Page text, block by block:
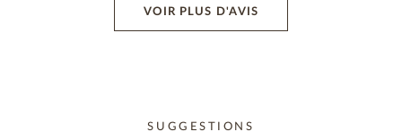
VOIR PLUS D'AVIS
SUGGESTIONS